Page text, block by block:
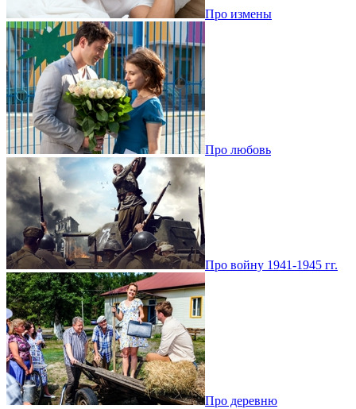
Про измены
Про любовь
Про войну 1941-1945 гг.
Про деревню